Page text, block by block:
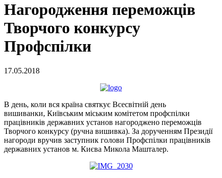
Нагородження переможців
Творчого конкурсу
Профспілки
17.05.2018
В день, коли вся країна святкує Всесвітній день
вишиванки, Київським міським комітетом профспілки
працівників державних установ нагороджено переможців
Творчого конкурсу (ручна вишивка). За дорученням Президії
нагороди вручив заступник голови Профспілки працівників
державних установ м. Києва Микола Машталер.